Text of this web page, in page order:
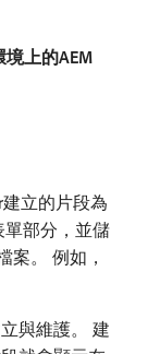
境上的AEM
建立的片段為
部分，並儲
案。 例如，
與維護。 建